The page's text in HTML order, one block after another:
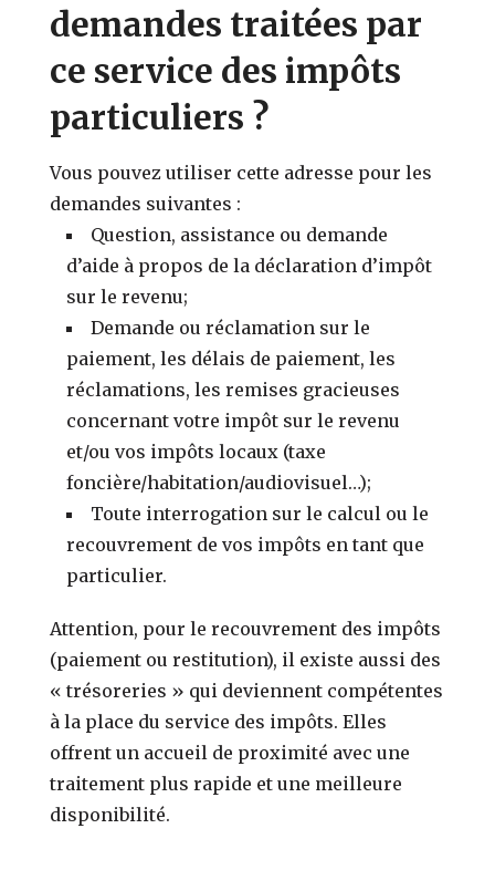
demandes traitées par
ce service des impôts
particuliers ?
Vous pouvez utiliser cette adresse pour les
demandes suivantes :
Question, assistance ou demande
d’aide à propos de la déclaration d’impôt
sur le revenu;
Demande ou réclamation sur le
paiement, les délais de paiement, les
réclamations, les remises gracieuses
concernant votre impôt sur le revenu
et/ou vos impôts locaux (taxe
foncière/habitation/audiovisuel…);
Toute interrogation sur le calcul ou le
recouvrement de vos impôts en tant que
particulier.
Attention, pour le recouvrement des impôts
(paiement ou restitution), il existe aussi des
« trésoreries » qui deviennent compétentes
à la place du service des impôts. Elles
offrent un accueil de proximité avec une
traitement plus rapide et une meilleure
disponibilité.